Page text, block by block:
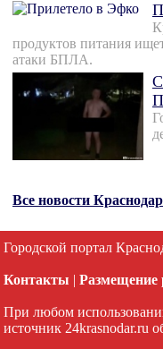
продуктов питания
атаки БПЛА.
Все новости
Городской портал
Контакты | Размещение
При любом
источник 24krasnodar.ru